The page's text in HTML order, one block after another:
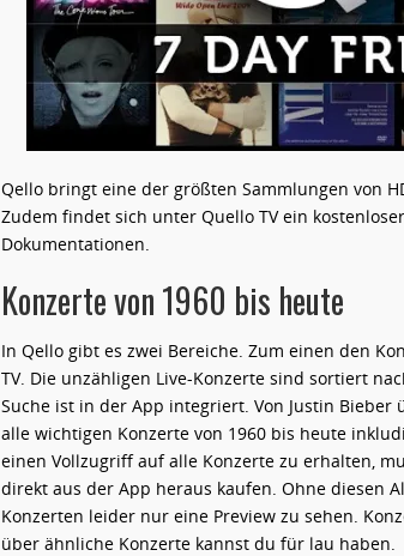
Qello bringt eine der größten Sammlungen von
Zudem findet sich unter Quello TV ein
Dokumentationen.
Konzerte von 1960 bis heute
In Qello gibt es zwei Bereiche. Zum einen den
TV. Die unzähligen Live-Konzerte sind sortiert
Suche ist in der App integriert. Von Justin
alle wichtigen Konzerte von 1960 bis heute
einen Vollzugriff auf alle Konzerte zu erhalten,
direkt aus der App heraus kaufen. Ohne diesen
Konzerten leider nur eine Preview zu sehen.
über ähnliche Konzerte kannst du für lau haben.